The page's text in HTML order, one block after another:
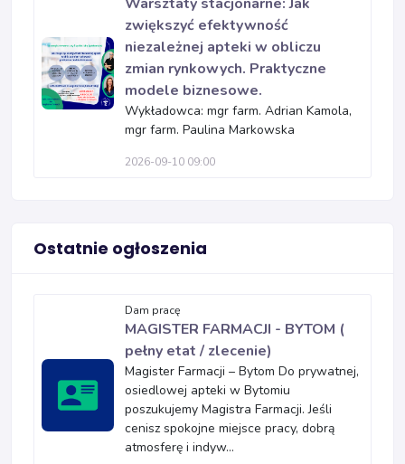
zwiększyć efektywność
niezależnej apteki w obliczu
zmian rynkowych. Praktyczne
modele biznesowe.
Wykładowca: mgr farm. Adrian Kamola,
mgr farm. Paulina Markowska
2026-09-10 09:00
Ostatnie ogłoszenia
Dam pracę
MAGISTER FARMACJI - BYTOM (
pełny etat / zlecenie)
Magister Farmacji – Bytom Do prywatnej,
osiedlowej apteki w Bytomiu
poszukujemy Magistra Farmacji. Jeśli
cenisz spokojne miejsce pracy, dobrą
atmosferę i indyw...